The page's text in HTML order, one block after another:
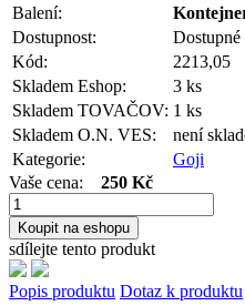
Balení:
Dostupnost:
Dostupné
Kód:
2213,05
Skladem Eshop:
3 ks
Skladem TOVAČOV: 1 ks
Skladem O.N. VES:
není
Kategorie:
Goji
Vaše cena: 250 Kč
Koupit na eshopu
sdílejte tento produkt
Popis produktu Dotaz k produktu